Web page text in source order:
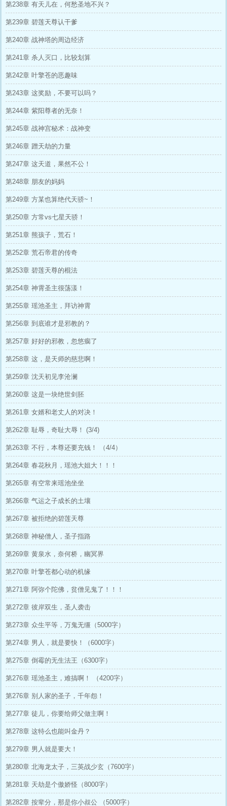
第238章 有天儿在，何愁圣地不兴？
第239章 碧莲天尊认干爹
第240章 战神塔的周边经济
第241章 杀人灭口，比较划算
第242章 叶擎苍的恶趣味
第243章 这奖励，不要可以吗？
第244章 紫阳尊者的无奈！
第245章 战神宫秘术：战神变
第246章 蹭天劫的力量
第247章 这天道，果然不公！
第248章 朋友的妈妈
第249章 方某也算绝代天骄~！
第250章 方常vs七星天骄！
第251章 熊孩子，荒石！
第252章 荒石帝君的传奇
第253章 碧莲天尊的棍法
第254章 神霄圣主很荡漾！
第255章 瑶池圣主，拜访神霄
第256章 到底谁才是邪教的？
第257章 好好的邪教，忽悠瘸了
第258章 这，是天师的慈悲啊！
第259章 沈天初见李沧澜
第260章 这是一块绝世剑胚
第261章 女婿和老丈人的对决！
第262章 耻辱，奇耻大辱！ (3/4)
第263章 不行，本尊还要充钱！ （4/4）
第264章 春花秋月，瑶池大姐大！！！
第265章 有空常来瑶池坐坐
第266章 气运之子成长的土壤
第267章 被拒绝的碧莲天尊
第268章 神秘僧人，圣子指路
第269章 黄泉水，奈何桥，幽冥界
第270章 叶擎苍都心动的机缘
第271章 阿弥个陀佛，贫僧见鬼了！！！
第272章 彼岸双生，圣人袭击
第273章 众生平等，万鬼无缰（5000字）
第274章 男人，就是要快！（6000字）
第275章 倒霉的无生法王（6300字）
第276章 瑶池圣主，难搞啊！ （4200字）
第276章 别人家的圣子，千年怨！
第277章 徒儿，你要给师父做主啊！
第278章 这特么也能叫金丹？
第279章 男人就是要大！
第280章 北海龙太子，三英战少玄（7600字）
第281章 天劫是个傲娇怪（8000字）
第282章 按辈分，那是你小叔公 （5000字）